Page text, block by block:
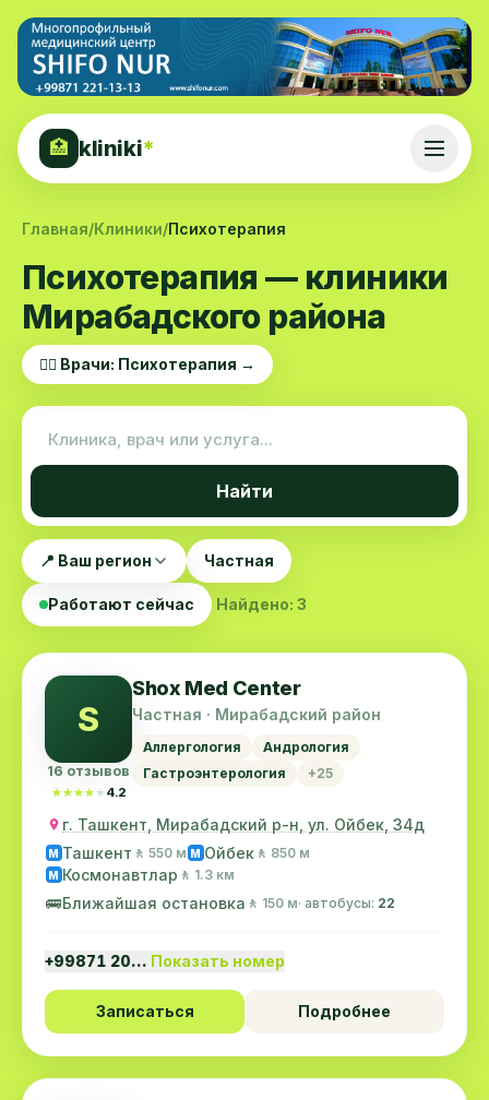
🏥 kliniki*
Главная/Клиники/Психотерапия
Психотерапия — клиники
Мирабадского района
👨‍⚕️ Врачи: Психотерапия →
Найти
📍 Ваш регион Частная
Работают сейчас Найдено: 3
S
16 отзывов
★★★★★
★★★★★ 4.2
Shox Med Center
Частная · Мирабадский район
Аллергология
Андрология
Гастроэнтерология
+25
г. Ташкент, Мирабадский р-н, ул. Ойбек, 34д
M Ташкент 🚶 550 м M Ойбек 🚶 850 м
M Космонавтлар 🚶 1.3 км
🚌Ближайшая остановка 🚶 150 м· автобусы: 22
+99871 20… Показать номер
Записаться Подробнее